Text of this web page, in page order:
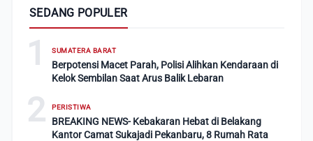
SEDANG POPULER
1 SUMATERA BARAT
Berpotensi Macet Parah, Polisi Alihkan Kendaraan di
Kelok Sembilan Saat Arus Balik Lebaran
2 PERISTIWA
BREAKING NEWS- Kebakaran Hebat di Belakang
Kantor Camat Sukajadi Pekanbaru, 8 Rumah Rata